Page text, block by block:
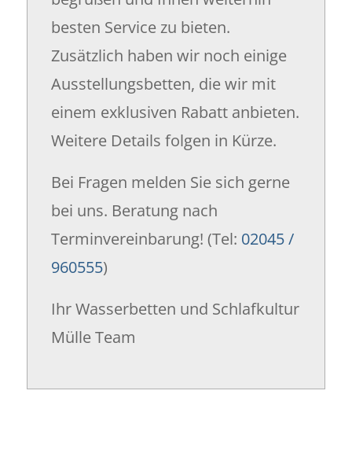
besten Service zu bieten.
Zusätzlich haben wir noch einige
Ausstellungsbetten, die wir mit
einem exklusiven Rabatt anbieten.
Weitere Details folgen in Kürze.
Bei Fragen melden Sie sich gerne
bei uns. Beratung nach
Terminvereinbarung! (Tel: 02045 /
960555)
Ihr Wasserbetten und Schlafkultur
Mülle Team